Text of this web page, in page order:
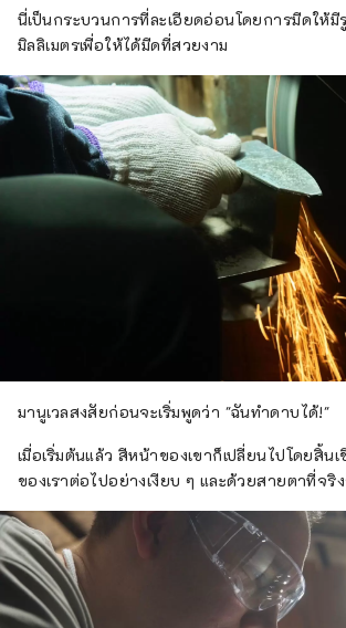
นี่เป็นกระบวนการที่ละเอียดอ่อนโดยการมีดให้มี
มิลลิเมตรเพื่อให้ได้มีดที่สวยงาม
มานูเวลสงสัยก่อนจะเริ่มพูดว่า "ฉันทำดาบได้!"
เมื่อเริ่มต้นแล้ว สีหน้าของเขาก็เปลี่ยนไปโดยสิ้นเ
ของเราต่อไปอย่างเงียบ ๆ และด้วยสายตาที่จริ